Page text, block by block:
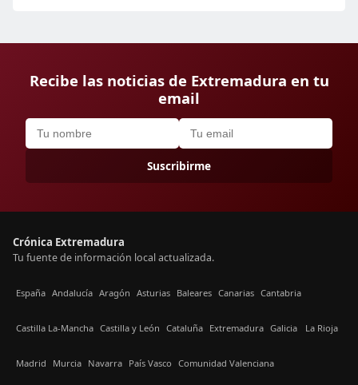
Recibe las noticias de Extremadura en tu
email
Suscribirme
Crónica Extremadura
Tu fuente de información local actualizada.
España Andalucía Aragón Asturias Baleares Canarias Cantabria
Castilla La-Mancha Castilla y León Cataluña Extremadura Galicia La Rioja
Madrid Murcia Navarra País Vasco Comunidad Valenciana